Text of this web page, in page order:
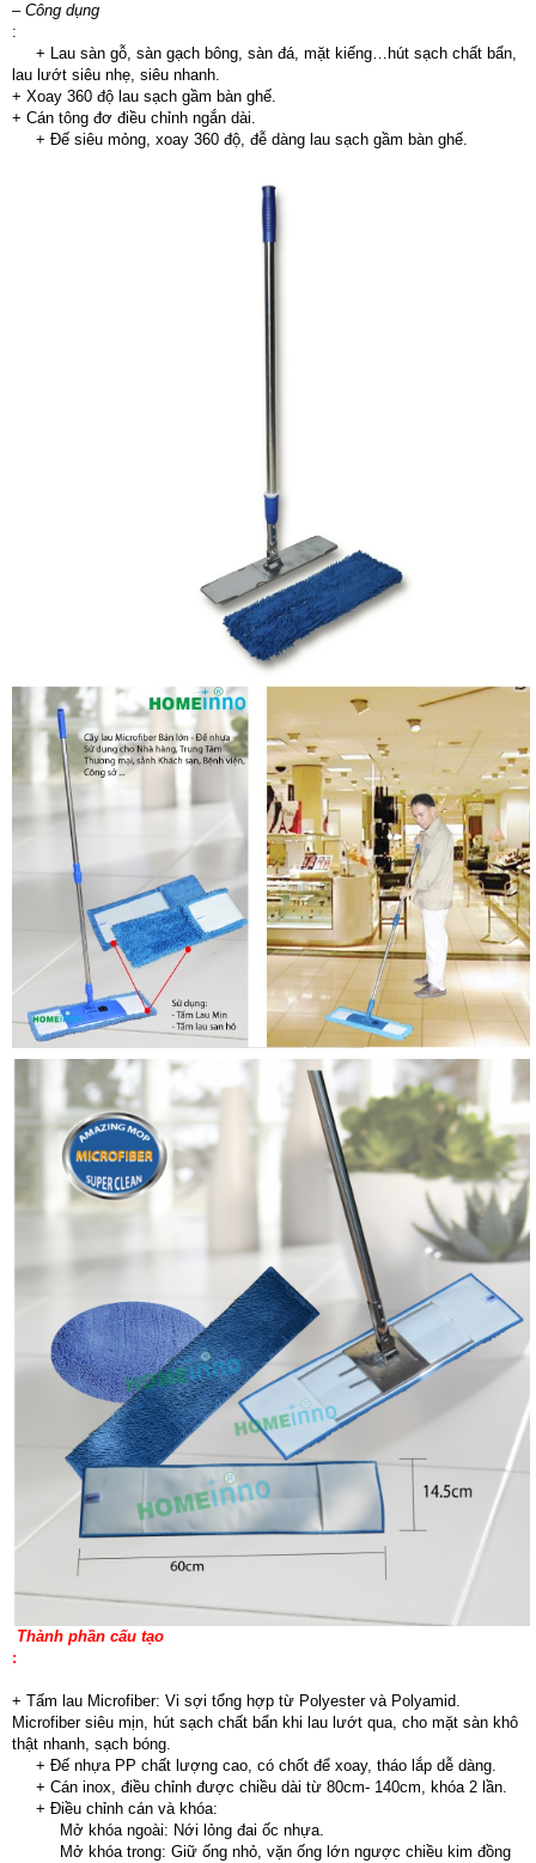
– Công dụng
:
+ Lau sàn gỗ, sàn gạch bông, sàn đá, mặt kiếng…hút sạch chất bẩn,
lau lướt siêu nhẹ, siêu nhanh.
+ Xoay 360 độ lau sạch gầm bàn ghế.
+ Cán tông đơ điều chỉnh ngắn dài.
+ Đế siêu mỏng, xoay 360 độ, đễ dàng lau sạch gầm bàn ghế.
Thành phần cấu tạo
:
+ Tấm lau Microfiber: Vi sợi tổng hợp từ Polyester và Polyamid.
Microfiber siêu mịn, hút sạch chất bẩn khi lau lướt qua, cho mặt sàn khô
thật nhanh, sạch bóng.
+ Đế nhựa PP chất lượng cao, có chốt để xoay, tháo lắp dễ dàng.
+ Cán inox, điều chỉnh được chiều dài từ 80cm- 140cm, khóa 2 lần.
+ Điều chỉnh cán và khóa:
Mở khóa ngoài: Nới lỏng đai ốc nhựa.
Mở khóa trong: Giữ ống nhỏ, vặn ống lớn ngược chiều kim đồng